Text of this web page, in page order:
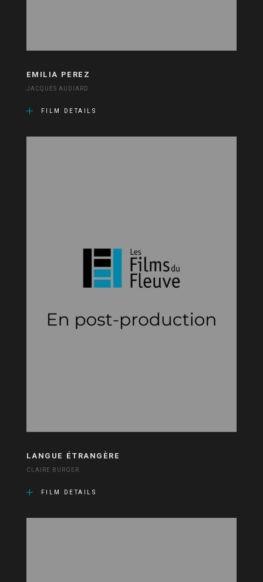
EMILIA PEREZ
JACQUES AUDIARD
FILM DETAILS
LANGUE ÉTRANGÈRE
CLAIRE BURGER
FILM DETAILS